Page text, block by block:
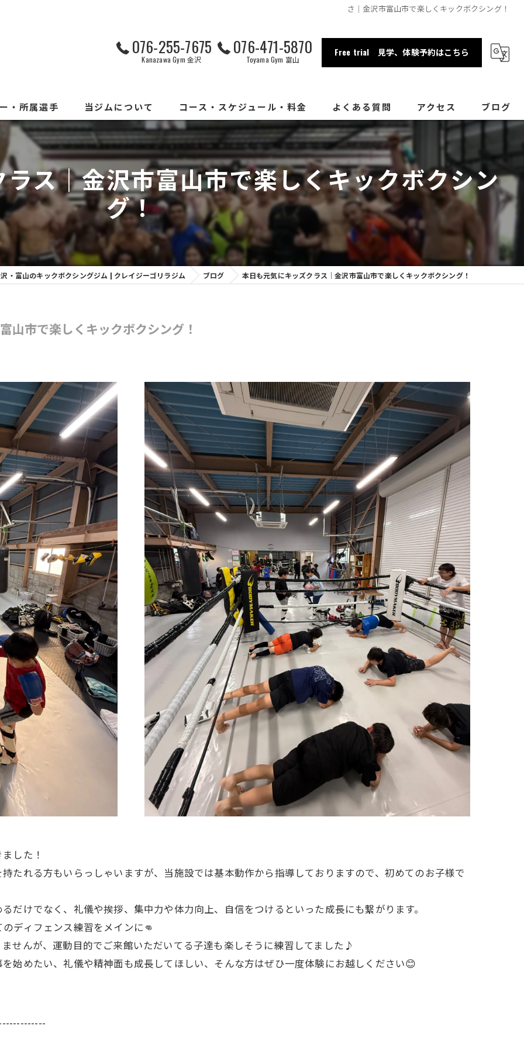
さ｜金沢市富山市で楽しくキックボクシング！
076-255-7675
Kanazawa Gym 金沢
076-471-5870
Toyama Gym 富山
Free trial 見学、体験予約はこちら
・所属選手 当ジムについて
コンセプト
トレーニング風景
コース・スケジュール・料金
コース
スケジュール
システム・料金
よくある質問 アクセス
金沢店
富山店
ブログ
ス｜金沢市富山市で楽しくキックボクシン
グ！
・富山のキックボクシングジム | クレイジーゴリラジム ブログ 本日も元気にキッズクラス｜金沢市富山市で楽しくキックボクシング！
山市で楽しくキックボクシング！
した！
たれる方もいらっしゃいますが、当施設では基本動作から指導しておりますので、初めてのお子様で
だけでなく、礼儀や挨拶、集中力や体力向上、自信をつけるといった成長にも繋がります。
ディフェンス練習をメインに👊
せんが、運動目的でご来館いただいてる子達も楽しそうに練習してました♪
始めたい、礼儀や精神面も成長してほしい、そんな方はぜひ一度体験にお越しください😊